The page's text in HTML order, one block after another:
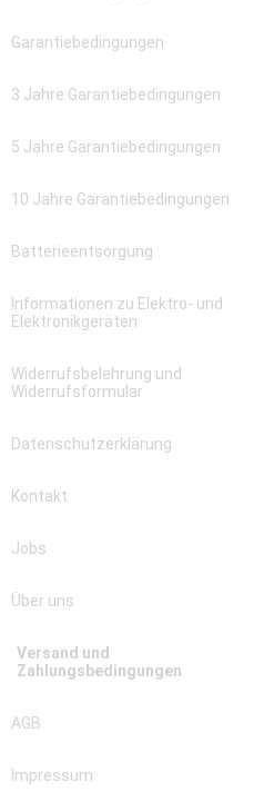
Garantiebedingungen
3 Jahre Garantiebedingungen
5 Jahre Garantiebedingungen
10 Jahre Garantiebedingungen
Batterieentsorgung
Informationen zu Elektro- und
Elektronikgeräten
Widerrufsbelehrung und
Widerrufsformular
Datenschutzerklärung
Kontakt
Jobs
Über uns
Versand und
Zahlungsbedingungen
AGB
Impressum